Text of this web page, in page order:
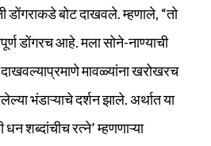
डोंगराकडे बोट दाखवले. म्हणाले, “तो
डोंगरच आहे. मला सोने-नाण्याची
दाखवल्याप्रमाणे मावळ्यांना खरोखरच
भंडाऱ्याचे दर्शन झाले. अर्थात या
शब्दांचीच रत्ने’ म्हणणाऱ्या